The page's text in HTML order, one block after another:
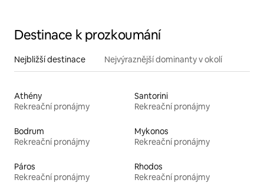
Destinace k prozkoumání
Nejbližší destinace Nejvýraznější dominanty v okolí
Athény
Rekreační pronájmy
Santorini
Rekreační pronájmy
Bodrum
Rekreační pronájmy
Mykonos
Rekreační pronájmy
Páros
Rekreační pronájmy
Rhodos
Rekreační pronájmy